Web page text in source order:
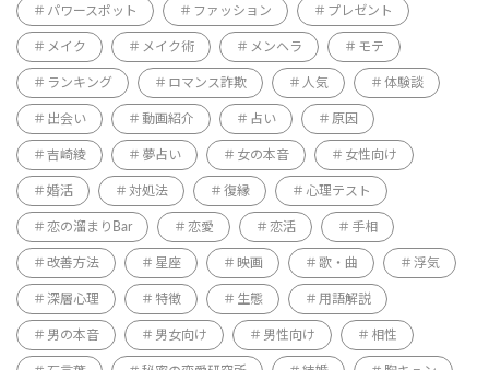
パワースポット ファッション プレゼント
メイク メイク術 メンヘラ モテ
ランキング ロマンス詐欺 人気 体験談
出会い 動画紹介 占い 原因
吉崎綾 夢占い 女の本音 女性向け
婚活 対処法 復縁 心理テスト
恋の溜まりBar 恋愛 恋活 手相
改善方法 星座 映画 歌・曲 浮気
深層心理 特徴 生態 用語解説
男の本音 男女向け 男性向け 相性